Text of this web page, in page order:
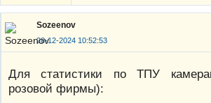
Sozeenov
28-12-2024 10:52:53
Для статистики по ТПУ
розовой фирмы):